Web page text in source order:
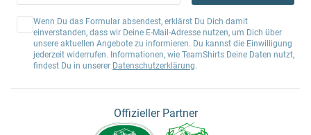
Wenn Du das Formular absendest, erklärst Du Dich damit
einverstanden, dass wir Deine E-Mail-Adresse nutzen, um Dich über
unsere aktuellen Angebote zu informieren. Du kannst die Einwilligung
jederzeit widerrufen. Informationen, wie TeamShirts Deine Daten nutzt,
findest Du in unserer Datenschutzerklärung.
Offizieller Partner